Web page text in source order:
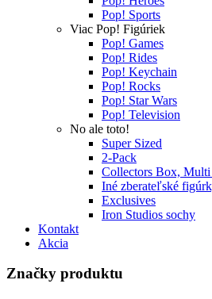
Pop! Sports
Viac Pop! Figúriek
Pop! Games
Pop! Rides
Pop! Keychain
Pop! Rocks
Pop! Star Wars
Pop! Television
No ale toto!
Super Sized
2-Pack
Collectors Box, Multi
Iné zberateľské
Exclusives
Iron Studios sochy
Kontakt
Akcia
Značky produktu